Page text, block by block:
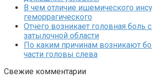
В чем отличие ишемического
геморрагического
Отчего возникает головная боль
затылочной области
По каким причинам возникают
части головы слева
Свежие комментарии